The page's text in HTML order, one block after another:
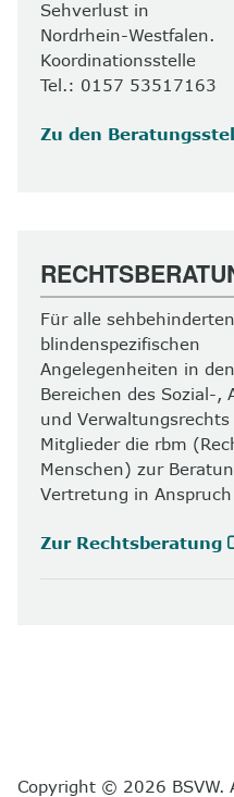
Sehverlust in
Nordrhein-Westfalen.
Koordinationsstelle
Tel.: 0157 53517163
Zu den
Für alle
blindenspezifischen
Angelegenheiten in den
Bereichen des Sozial-,
und
Mitglieder die rbm
Menschen) zur
Vertretung in
Zur Rechtsberatung
Copyright © 2026